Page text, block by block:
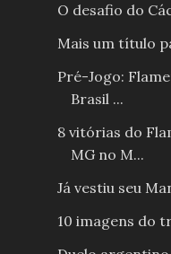
O desafio do
Mais um título
Pré-Jogo:
Brasil ...
8 vitórias do
MG no M...
Já vestiu seu
10 imagens do